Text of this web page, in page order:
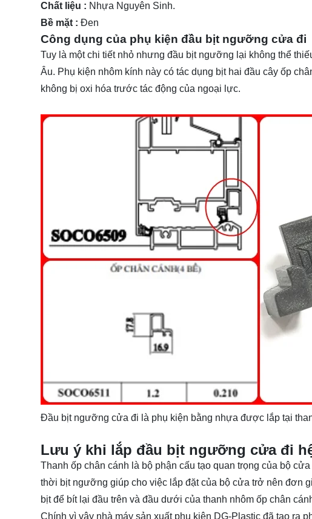
Chất liệu : Nhựa Nguyên Sinh.
Bề mặt : Đen
Công dụng của phụ kiện đầu bịt ngưỡng cửa đi
Tuy là một chi tiết nhỏ nhưng đầu bịt ngưỡng lại không thể
Âu. Phụ kiện nhôm kính này có tác dụng bịt hai đầu cây ốp
không bị oxi hóa trước tác động của ngoại lực.
Đầu bịt ngưỡng cửa đi là phụ kiện bằng nhựa được lắp tại
Lưu ý khi lắp đầu bịt ngưỡng cửa đi
Thanh ốp chân cánh là bộ phận cấu tạo quan trọng của bộ
thời bịt ngưỡng giúp cho việc lắp đặt của bộ cửa trở nên đơn
bịt để bít lại đầu trên và đầu dưới của thanh nhôm ốp chân
Chính vì vậy nhà máy sản xuất phụ kiện DG-Plastic đã tạo ra